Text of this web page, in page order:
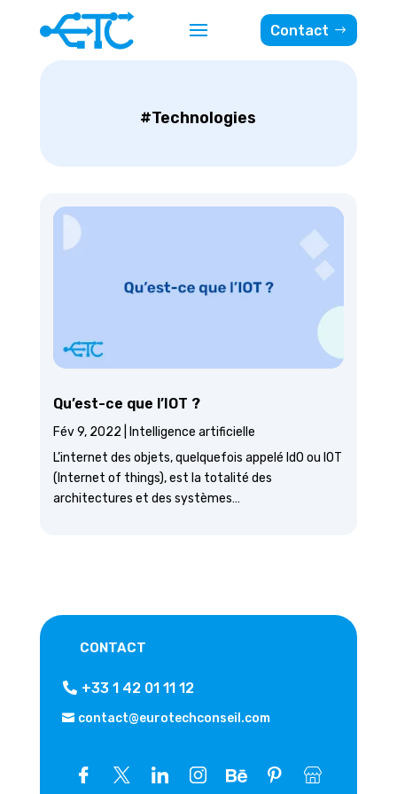
Contact
#Technologies
Qu’est-ce que l’IOT ?
Fév 9, 2022
Intelligence artificielle
L’internet des objets, quelquefois appelé IdO ou IOT
(Internet of things), est la totalité des
architectures et des systèmes…
CONTACT
+33 1 42 01 11 12
contact@eurotechconseil.com